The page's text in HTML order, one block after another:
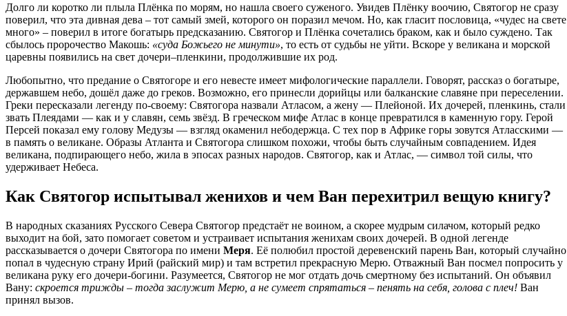
Долго ли коротко ли плыла Плёнка по морям, но нашла своего суженого. Увидев Плёнку воочию, Святогор не сразу
поверил, что эта дивная дева – тот самый змей, которого он поразил мечом. Но, как гласит пословица, «чудес на свете
много» – поверил в итоге богатырь предсказанию. Святогор и Плёнка сочетались браком, как и было суждено. Так
сбылось пророчество Макошь: «суда Божьего не минути», то есть от судьбы не уйти. Вскоре у великана и морской
царевны появились на свет дочери–пленкини, продолжившие их род.
Любопытно, что предание о Святогоре и его невесте имеет мифологические параллели. Говорят, рассказ о богатыре,
державшем небо, дошёл даже до греков. Возможно, его принесли дорийцы или балканские славяне при переселении.
Греки пересказали легенду по-своему: Святогора назвали Атласом, а жену — Плейоной. Их дочерей, пленкинь, стали
звать Плеядами — как и у славян, семь звёзд. В греческом мифе Атлас в конце превратился в каменную гору. Герой
Персей показал ему голову Медузы — взгляд окаменил небодержца. С тех пор в Африке горы зовутся Атласскими —
в память о великане. Образы Атланта и Святогора слишком похожи, чтобы быть случайным совпадением. Идея
великана, подпирающего небо, жила в эпосах разных народов. Святогор, как и Атлас, — символ той силы, что
удерживает Небеса.
Как Святогор испытывал женихов и чем Ван перехитрил вещую книгу?
В народных сказаниях Русского Севера Святогор предстаёт не воином, а скорее мудрым силачом, который редко
выходит на бой, зато помогает советом и устраивает испытания женихам своих дочерей. В одной легенде
рассказывается о дочери Святогора по имени Меря. Её полюбил простой деревенский парень Ван, который случайно
попал в чудесную страну Ирий (райский мир) и там встретил прекрасную Мерю. Отважный Ван посмел попросить у
великана руку его дочери-богини. Разумеется, Святогор не мог отдать дочь смертному без испытаний. Он объявил
Вану: скроется трижды – тогда заслужит Мерю, а не сумеет спрятаться – пенять на себя, голова с плеч! Ван
принял вызов.